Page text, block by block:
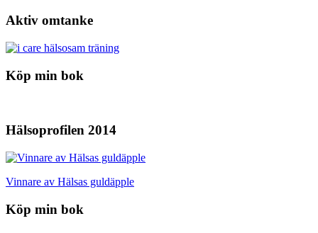
Aktiv omtanke
Köp min bok
Hälsoprofilen 2014
Vinnare av Hälsas guldäpple
Köp min bok